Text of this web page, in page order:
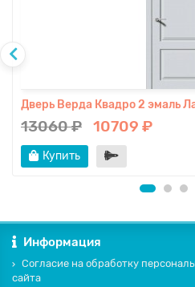
Дверь Верда Квадро 2 эмаль
13060 ₽ 10709 ₽
Купить
Информация
Согласие на обработку
сайта